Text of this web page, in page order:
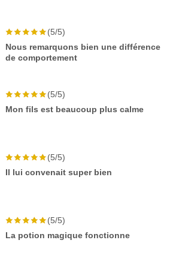
(5/5)
Nous remarquons bien une différence
de comportement
(5/5)
Mon fils est beaucoup plus calme
(5/5)
Il lui convenait super bien
(5/5)
La potion magique fonctionne